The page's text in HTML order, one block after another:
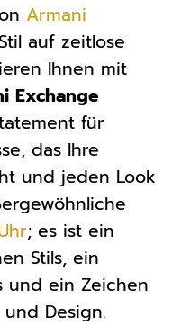
Armani
auf zeitlose
Ihnen mit
Exchange
für
das Ihre
und jeden Look
; es ist ein
Stils, ein
und ein Zeichen
Design.